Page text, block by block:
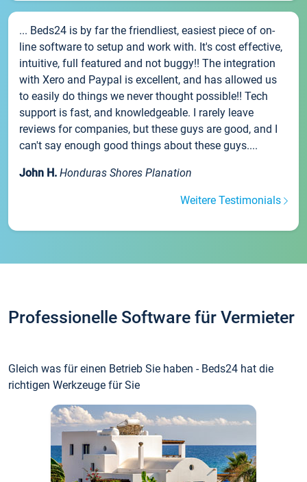
... Beds24 is by far the friendliest, easiest piece of on-
line software to setup and work with. It's cost effective,
intuitive, full featured and not buggy!! The integration
with Xero and Paypal is excellent, and has allowed us
to easily do things we never thought possible!! Tech
support is fast, and knowledgeable. I rarely leave
reviews for companies, but these guys are good, and I
can't say enough good things about these guys....
John H. Honduras Shores Planation
Weitere Testimonials
Professionelle Software für Vermieter
Gleich was für einen Betrieb Sie haben - Beds24 hat die
richtigen Werkzeuge für Sie